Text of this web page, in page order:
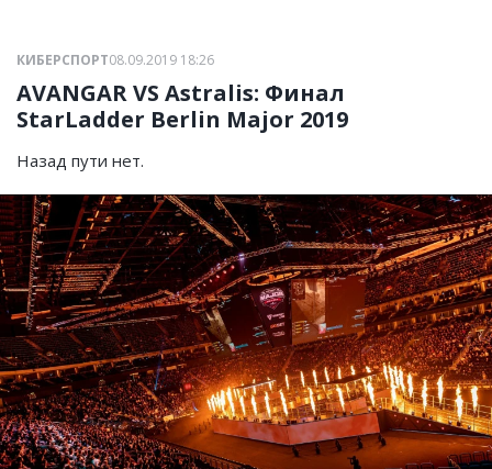
КИБЕРСПОРТ08.09.2019 18:26
AVANGAR VS Astralis: Финал
StarLadder Berlin Major 2019
Назад пути нет.